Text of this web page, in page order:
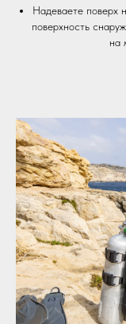
Надеваете поверх
поверхность
на